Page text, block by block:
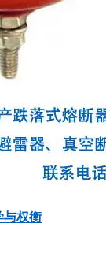
与权衡